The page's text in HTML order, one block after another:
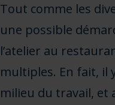
Tout comme les
une possible
l’atelier au
multiples. En fait, il
milieu du travail, et